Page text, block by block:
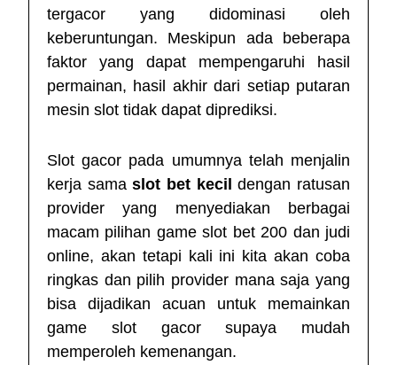
tergacor yang didominasi oleh
keberuntungan. Meskipun ada beberapa
faktor yang dapat mempengaruhi hasil
permainan, hasil akhir dari setiap putaran
mesin slot tidak dapat diprediksi.
Slot gacor pada umumnya telah menjalin
kerja samaslot bet kecil dengan ratusan
provider yang menyediakan berbagai
macam pilihan game slot bet 200 dan judi
online, akan tetapi kali ini kita akan coba
ringkas dan pilih provider mana saja yang
bisa dijadikan acuan untuk memainkan
game slot gacor supaya mudah
memperoleh kemenangan.